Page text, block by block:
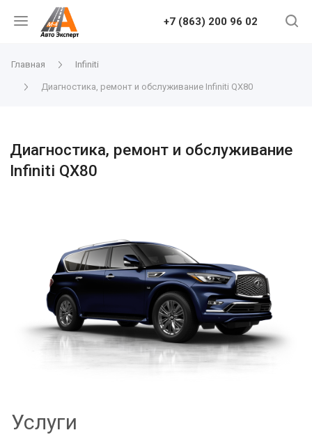
+7 (863) 200 96 02
Главная Infiniti
Диагностика, ремонт и обслуживание Infiniti QX80
Диагностика, ремонт и обслуживание
Infiniti QX80
Услуги